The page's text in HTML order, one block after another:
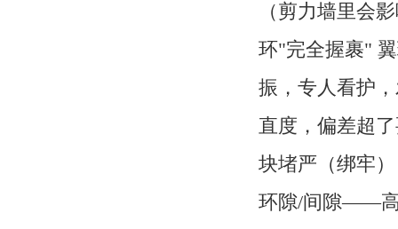
（剪力墙里会
环"完全握裹"
振，专人看护
直度，偏差超
块堵严（绑牢
环隙/间隙——高